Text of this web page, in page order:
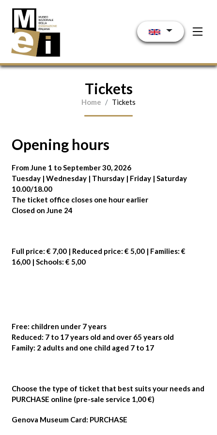
Tickets
Home Tickets
Opening hours
From June 1 to September 30, 2026
Tuesday | Wednesday | Thursday | Friday | Saturday
10.00/18.00
The ticket office closes one hour earlier
Closed on June 24
Full price: € 7,00 | Reduced price: € 5,00 | Families: €
16,00 | Schools: € 5,00
Free: children under 7 years
Reduced: 7 to 17 years old and over 65 years old
Family: 2 adults and one child aged 7 to 17
Choose the type of ticket that best suits your needs and
PURCHASE online (pre-sale service 1,00 €)
Genova Museum Card: PURCHASE